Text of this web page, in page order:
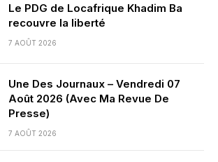
Le PDG de Locafrique Khadim Ba
recouvre la liberté
7 AOÛT 2026
Une Des Journaux – Vendredi 07
Août 2026 (Avec Ma Revue De
Presse)
7 AOÛT 2026